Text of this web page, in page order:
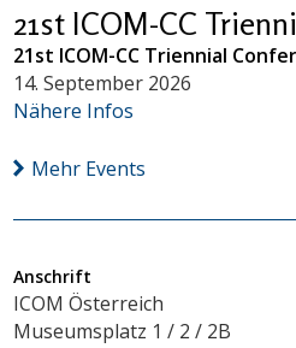
21st ICOM-CC
21st ICOM-CC Triennial
14. September 2026
Nähere Infos
Mehr Events
Anschrift
ICOM Österreich
Museumsplatz 1 / 2 / 2B